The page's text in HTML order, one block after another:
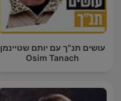
עושים תנ"ך עם יותם שטיינמן
Osim Tanach